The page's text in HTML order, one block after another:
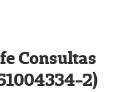
Consultas
2)